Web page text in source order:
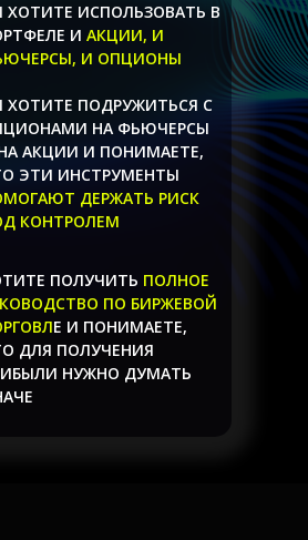
ПОЛУЧИТЬ ПОЛНОЕ
ПО БИРЖЕВОЙ
Е И ПОНИМАЕТЕ,
ДЛЯ ПОЛУЧЕНИЯ
НУЖНО ДУМАТЬ
ХОТИТЕ ПОДРУЖИТЬСЯ С
НА ФЬЮЧЕРСЫ
АКЦИИ И ПОНИМАЕТЕ,
ЭТИ ИНСТРУМЕНТЫ
ДЕРЖАТЬ РИСК
КОНТРОЛЕМ
ХОТИТЕ ИСПОЛЬЗОВАТЬ В
И АКЦИИ, И
И ОПЦИОНЫ
максимально
из просадок, а
получать
Х2 на
активы.